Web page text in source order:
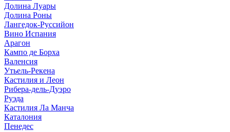
Долина Луары
Долина Роны
Лангедок-Руссийон
Вино Испания
Арагон
Кампо де Борха
Валенсия
Утьель-Рекена
Кастилия и Леон
Рибера-дель-Дуэро
Руэда
Кастилия Ла Манча
Каталония
Пенедес